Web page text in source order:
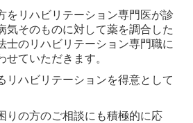
をリハビリテーション専門医が診
気そのものに対して薬を調合した
士のリハビリテーション専門職に
せていただきます。
リハビリテーションを得意として
りの方のご相談にも積極的に応